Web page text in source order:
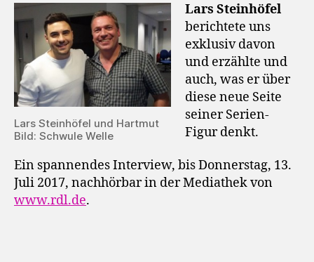
Lars Steinhöfel und Hartmut
Bild: Schwule Welle
Lars Steinhöfel
berichtete uns
exklusiv davon
und erzählte und
auch, was er über
diese neue Seite
seiner Serien-
Figur denkt.
Ein spannendes Interview, bis Donnerstag, 13.
Juli 2017, nachhörbar in der Mediathek von
www.rdl.de.